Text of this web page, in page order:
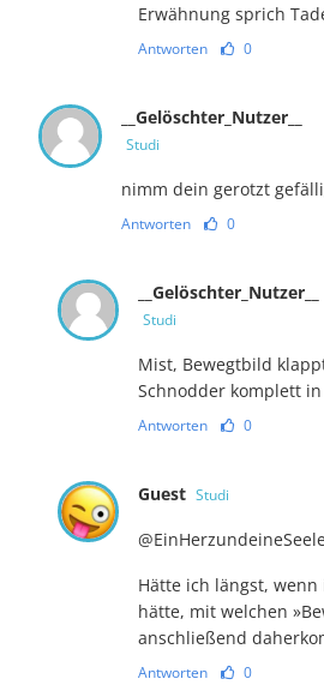
Erwähnung sprich
Antworten 0
__Gelöschter_Nutzer__
Studi
nimm dein gerotzt
Antworten 0
__Gelöschter_Nutzer__
Studi
Mist, Bewegtbild
Schnodder komplett
Antworten 0
Guest Studi
Hätte ich längst,
hätte, mit welchen
anschließend
Antworten 0